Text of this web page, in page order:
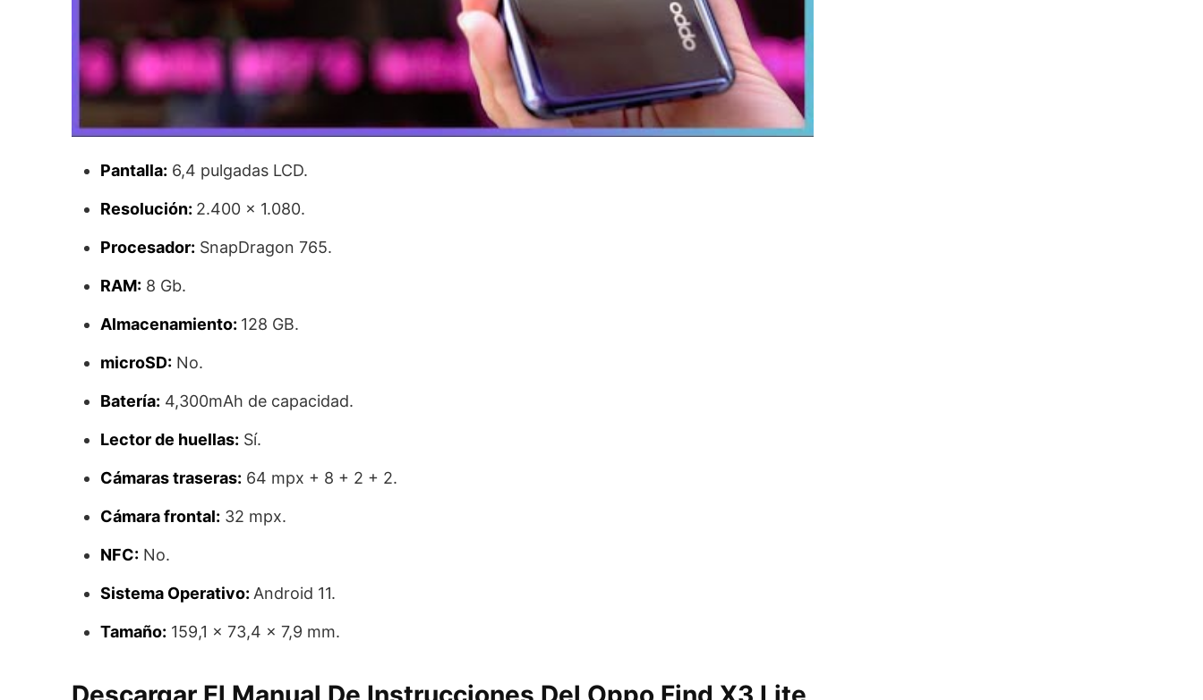
Pantalla: 6,4 pulgadas LCD.
Resolución: 2.400 x 1.080.
Procesador: SnapDragon 765.
RAM: 8 Gb.
Almacenamiento: 128 GB.
microSD: No.
Batería: 4,300mAh de capacidad.
Lector de huellas: Sí.
Cámaras traseras: 64 mpx + 8 + 2 + 2.
Cámara frontal: 32 mpx.
NFC: No.
Sistema Operativo: Android 11.
Tamaño: 159,1 x 73,4 x 7,9 mm.